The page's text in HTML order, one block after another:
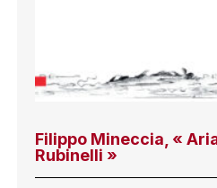
Filippo Mineccia, «
Rubinelli »